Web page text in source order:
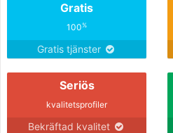
Gratis
100%
Gratis tjänster
Seriös
kvalitetsprofiler
Bekräftad kvalitet